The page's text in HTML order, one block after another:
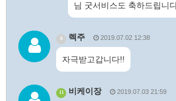
님 굿서비스도 축하드립니
6 렉주 2019.07.02 12:38
자극받고갑니다!!
11 비케이장 2019.07.03 21:59